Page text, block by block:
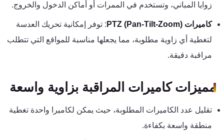
زوايا المباني، وتستخدم في الممرات أو أماكن الدخول والخروج.
كاميرات PTZ (Pan-Tilt-Zoom)
: توفر إمكانية تحريك العدسة
لتغطية أي زاوية مطلوبة، مما يجعلها مناسبة للمواقع التي تتطلب
مراقبة دقيقة.
مميزات كاميرات المراقبة بزاوية واسعة
تقليل عدد الكاميرات المطلوبة، حيث يمكن لكاميرا واحدة تغطية
منطقة واسعة بكفاءة.
شبكات
المحمول
والانترنت
إنذار
السرقة